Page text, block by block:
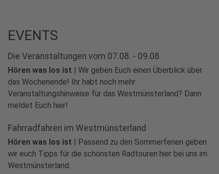
EVENTS
Die Veranstaltungen vom 07.08. - 09.08
Hören was los ist | Wir geben Euch einen Überblick über
das Wochenende! Ihr habt noch mehr
Veranstaltungshinweise für das Westmünsterland? Dann
meldet Euch hier!
Fahrradfahren im Westmünsterland
Hören was los ist | Passend zu den Sommerferien geben
wir euch Tipps für die schönsten Radtouren hier bei uns im
Westmünsterland.